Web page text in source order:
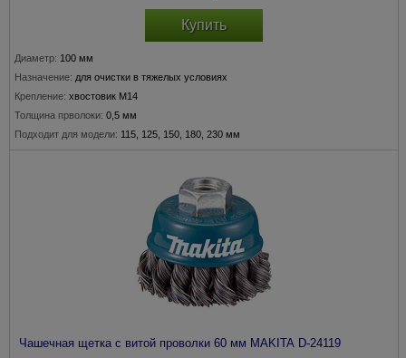
Купить
Диаметр: 100 мм
Назначение: для очистки в тяжелых условиях
Крепление: хвостовик М14
Толщина прволоки: 0,5 мм
Подходит для модели: 115, 125, 150, 180, 230 мм
Чашечная щетка c витой проволки 60 мм MAKITA D-24119